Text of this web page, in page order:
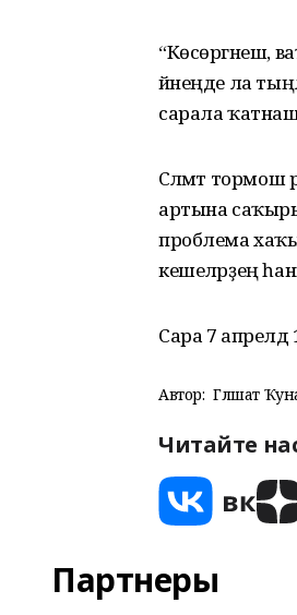
“Көсөргәнеш,
йәнеңде ла
сарала
Сәләмәт
артына
проблема
кешеләрҙең
Сара 7 апрелдә
Автор: Гөлшат
Читайте
Партнеры